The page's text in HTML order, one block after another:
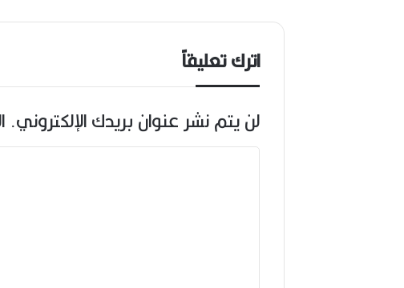
اترك تعليقاً
لن يتم نشر عنوان بريدك الإلكتروني.
ا